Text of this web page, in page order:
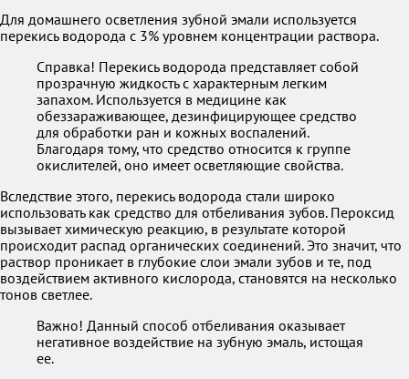
Для домашнего осветления зубной эмали используется
перекись водорода с 3% уровнем концентрации раствора.
Справка! Перекись водорода представляет собой
прозрачную жидкость с характерным легким
запахом. Используется в медицине как
обеззараживающее, дезинфицирующее средство
для обработки ран и кожных воспалений.
Благодаря тому, что средство относится к группе
окислителей, оно имеет осветляющие свойства.
Вследствие этого, перекись водорода стали широко
использовать как средство для отбеливания зубов. Пероксид
вызывает химическую реакцию, в результате которой
происходит распад органических соединений. Это значит, что
раствор проникает в глубокие слои эмали зубов и те, под
воздействием активного кислорода, становятся на несколько
тонов светлее.
Важно! Данный способ отбеливания оказывает
негативное воздействие на зубную эмаль, истощая
ее.